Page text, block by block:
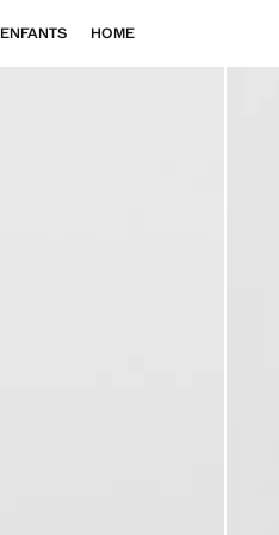
ENFANTS HOME